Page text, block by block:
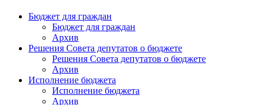
Бюджет для граждан
Бюджет для граждан
Архив
Решения Совета депутатов о бюджете
Решения Совета депутатов о бюджете
Архив
Исполнение бюджета
Исполнение бюджета
Архив